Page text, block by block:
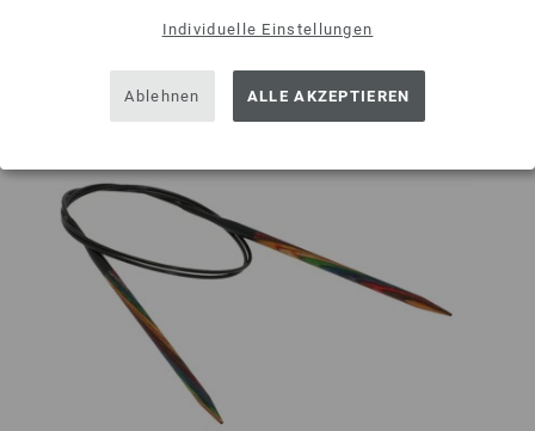
Individuelle Einstellungen
Ablehnen ALLE AKZEPTIEREN